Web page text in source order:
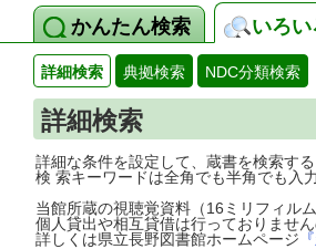
かんたん検索 いろ
詳細検索 典拠検索 NDC分類検索
詳細検索
詳細な条件を設定して、蔵書を検索する
検 索キーワードは全角でも半角でも入
当館所蔵の視聴覚資料（16ミリフィル
個人貸出や相互貸借は行っておりません
詳しくは県立長野図書館ホームページ